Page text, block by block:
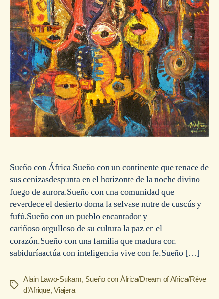
Sueño con África Sueño con un continente que renace de
sus cenizasdespunta en el horizonte de la noche divino
fuego de aurora.Sueño con una comunidad que
reverdece el desierto doma la selvase nutre de cuscús y
fufú.Sueño con un pueblo encantador y
cariñoso orgulloso de su cultura la paz en el
corazón.Sueño con una familia que madura con
sabiduríaactúa con inteligencia vive con fe.Sueño […]
Etiquetas
Alain Lawo-Sukam, Sueño con África/Dream of Africa/Rêve
d’Afrique,Viajera